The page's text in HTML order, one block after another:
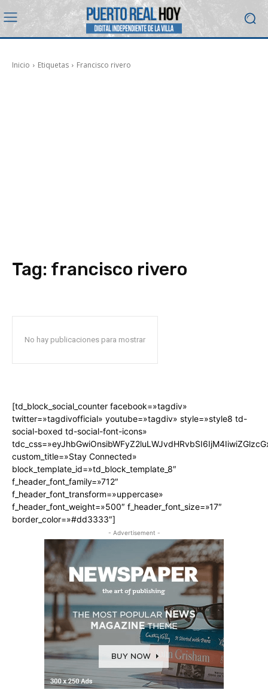
Inicio Etiquetas Francisco rivero
Tag: francisco rivero
No hay publicaciones para mostrar
[td_block_social_counter facebook=»tagdiv»
twitter=»tagdivofficial» youtube=»tagdiv» style=»style8 td-
social-boxed td-social-font-icons»
custom_title=»Stay Connected»
block_template_id=»td_block_template_8″
f_header_font_family=»712″
f_header_font_transform=»uppercase»
f_header_font_weight=»500″ f_header_font_size=»17″
border_color=»#dd3333″]
- Advertisement -